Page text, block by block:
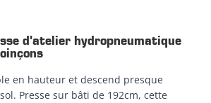
d'atelier hydropneumatique
en hauteur et descend presque
Presse sur bâti de 192cm, cette